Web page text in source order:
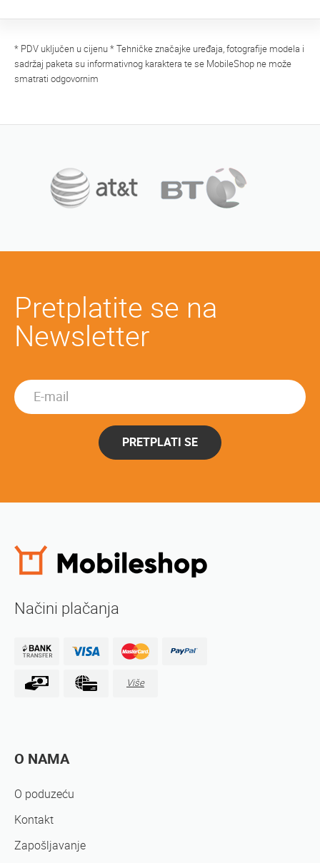
* PDV uključen u cijenu * Tehničke značajke uređaja, fotografije modela i
sadržaj paketa su informativnog karaktera te se MobileShop ne može
smatrati odgovornim
Pretplatite se na
Newsletter
PRETPLATI SE
Načini plačanja
Više
O NAMA
O poduzeću
Kontakt
Zapošljavanje